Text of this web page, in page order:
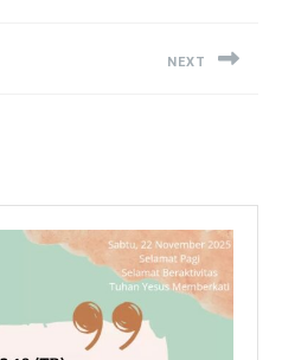
NEXT